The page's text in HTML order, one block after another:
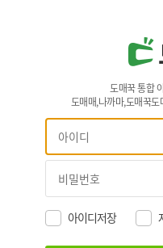
도매꾹 통합
도매매,나까마,도매꾹
아이디저장